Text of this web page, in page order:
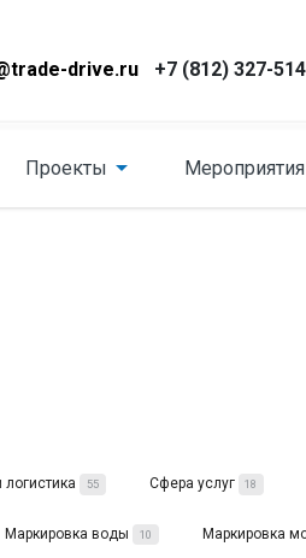
drive.ru +7 (812) 327-
Проекты Мероприятия
55 Сфера услуг 18
Маркировка воды 10 Маркировка